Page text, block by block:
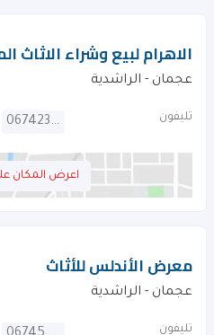
الاهرام لبيع وشراء الاثاث
عجمان - الراشدية
تليفون 067423849
اعرض المكان
معرض الأندلس للأثاث
عجمان - الراشدية
تليفون